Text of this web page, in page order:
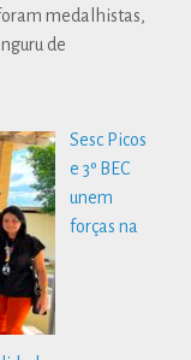
medalhistas,
de
Sesc Picos
e 3º BEC
unem
forças na